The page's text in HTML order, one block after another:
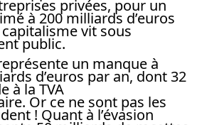
privées, pour un
à 200 milliards d’euros
capitalisme vit sous
public.
un manque à
d’euros par an, dont 32
à la TVA
Or ce ne sont pas les
! Quant à l’évasion